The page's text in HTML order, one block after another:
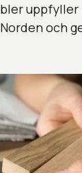
uppfyller
och